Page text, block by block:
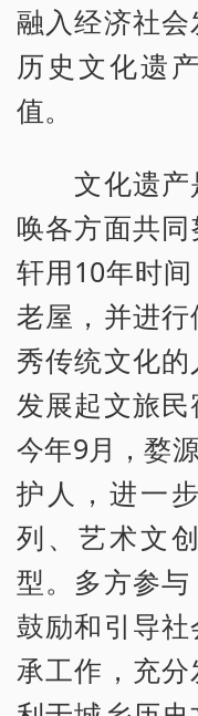
融入经济社
历史文化遗
值。
文化遗产
唤各方面共
轩用10年时
老屋，并进
秀传统文化
发展起文旅民
今年9月，婺
护人，进一
列、艺术文
型。多方参与
鼓励和引导
承工作，充